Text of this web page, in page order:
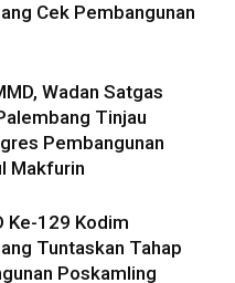
Cek Pembangunan
Wadan Satgas
Tinjau
Pembangunan
Makfurin
Ke-129 Kodim
Tuntaskan Tahap
Poskamling